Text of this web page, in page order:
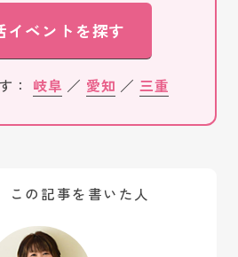
ベントを探す
： 岐阜 ／ 愛知 ／ 三重
この記事を書いた人